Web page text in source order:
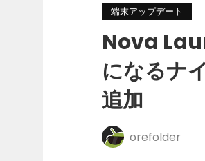
端末アップデート
Nova
になるナ
追加
orefolder